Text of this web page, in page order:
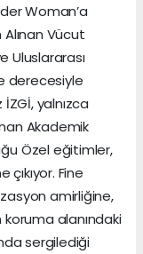
Woman’a
Vücut
Uluslararası
derecesiyle
İZGİ, yalnızca
Akademik
Özel eğitimler,
Fine
amirliğine,
alanındaki
sergilediği